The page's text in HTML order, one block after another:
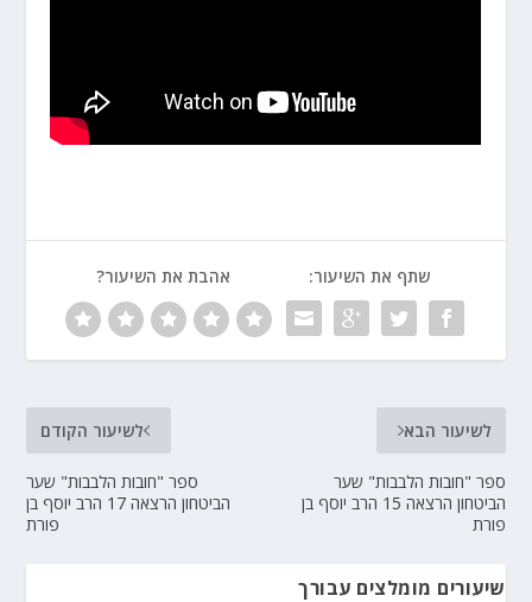
שתף את השיעור: אהבת את השיעור?
לשיעור הקודם
ספר "חובות הלבבות" שער
הביטחון הרצאה 17 הרב יוסף בן
פורת
לשיעור הבא
ספר "חובות הלבבות" שער
הביטחון הרצאה 15 הרב יוסף בן
פורת
שיעורים מומלצים עבורך